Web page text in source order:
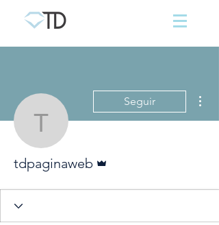
tdpaginaweb
Seguir
tdpaginaweb